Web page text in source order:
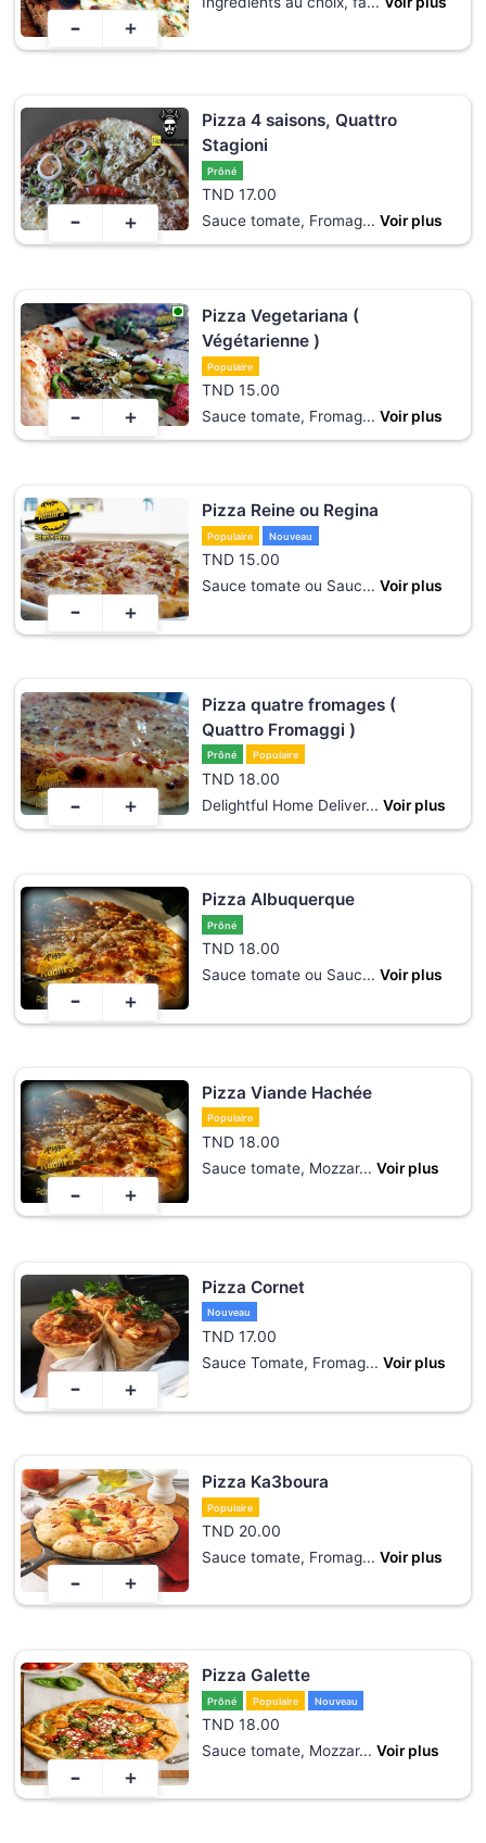
- +
Pizza 4 saisons, Quattro
Stagioni
Prôné
TND 17.00
Sauce tomate, Fromag... Voir plus
- +
Pizza Vegetariana (
Végétarienne )
Populaire
TND 15.00
Sauce tomate, Fromag... Voir plus
- +
Pizza Reine ou Regina
Populaire Nouveau
TND 15.00
Sauce tomate ou Sauc... Voir plus
- +
Pizza quatre fromages (
Quattro Fromaggi )
Prôné Populaire
TND 18.00
Delightful Home Deliver... Voir plus
- +
Pizza Albuquerque
Prôné
TND 18.00
Sauce tomate ou Sauc... Voir plus
- +
Pizza Viande Hachée
Populaire
TND 18.00
Sauce tomate, Mozzar... Voir plus
- +
Pizza Cornet
Nouveau
TND 17.00
Sauce Tomate, Fromag... Voir plus
- +
Pizza Ka3boura
Populaire
TND 20.00
Sauce tomate, Fromag... Voir plus
- +
Pizza Galette
Prôné Populaire Nouveau
TND 18.00
Sauce tomate, Mozzar... Voir plus
- +